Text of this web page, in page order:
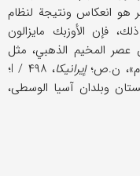
هو انعكاس ونتيجة لنظام
فإن الأوزبك مايزالون
عصر المخيم الذهبي، مثل
ن.ص؛إيرانيكا
، I / ۴۹۸؛
وبلدان آسيا الوسطى،